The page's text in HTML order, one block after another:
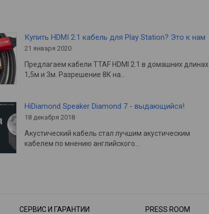
Купить HDMI 2.1 кабель для Play Station? Это к нам
21 января 2020
Предлагаем кабели TTAF HDMI 2.1 в домашних длинах
1,5м и 3м. Разрешение 8К на…
HiDiamond Speaker Diamond 7 - выдающийся!
18 декабря 2018
Акустический кабель стал лучшим акустическим
кабелем по мнению английского…
СЕРВИС И ГАРАНТИИ PRESS ROOM